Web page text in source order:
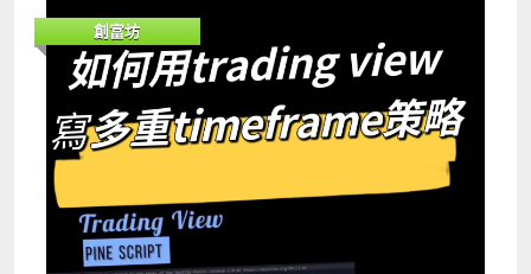
只會交易兩個小時，但交易前卻要有很多的準備，首先就是
要找出具備「動能」的股票，要透過Daytrade實現利潤，
Ross Cameron認為選股的過程十分重要，一些具備「動
能」的股票甚至可以一天內上升20%至30%。但這些股票幾
乎每天都有的，只是大家能否找到它們。 Patreon 的文章有
介紹他的momentumdaytradingstrategy，以及他的交易
策略若用Trading View寫出來後的backtest結果如何。來自
Patreon文章 筆者Patreon
httpswww.patreon.comquantshk
虧損，數據是用了TeslaUSTSLA的5分鐘數據，而這個策略
在一年裏交易了259次，獲利的有151次，勝率大約是
58.3%。 若要修改這類運用保歷加通道頂部及底部的策略，
其實比較好的處理方法是，當股價升穿保歷加通道頂部後，
等待股價再回落至保歷加通道之內才入市造淡，同樣地，若
股價跌穿保歷加通道底部，也是等待股價回升至保歷加通道
之內才入市造好。 寫這類策略的方法是運用ta.crossover 及
ta.crossunder， 若寫成ta.crossoverclose,lower，就是代
表了股價由保歷加通道底部以下，升穿保歷加通道底部之時
便會入市買入。 可以想想，要出現這種情況必然是股價之前
繼續下跌就平淡倉，就是這樣簡單 但效果反而比很多複雜的
策略更好。 這個只是他的意見，最後成績如何他沒有告訴
我，但筆者自己研究過很多的Daytrade策略也都是每天只交
易一次的，因為交易次數太多，交易成本就會增加，而且長
時間交易會覺得更亂，特別是遇上連續虧損的時候，而每天
只交易一次就是讓自己有足夠時間冷靜下來。 不過，若要用
pine script寫這類每天只交易一次的策略，又應怎樣寫 以下
是一個很簡單運用Zero Lag MACD的交易策略，就是快線升
穿慢線便買入，當買入後看到連續三支陰陽燭的時間內
MACD的快線都在上升，那就平倉離場。 This Pine
Scripttrade; code is subject to the terms of the Mozilla
創富坊